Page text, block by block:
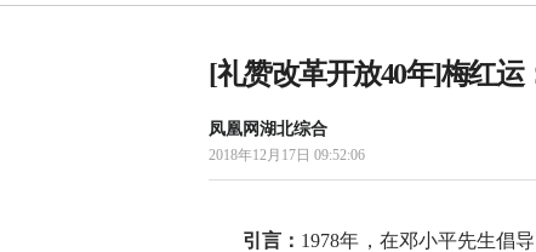
[礼赞改革开放40年]梅红
凤凰网湖北综合
2018年12月17日 09:52:06
引言： 1978年，在邓小平先生倡